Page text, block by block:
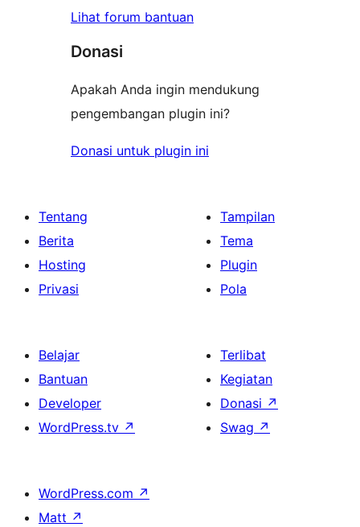
Lihat forum bantuan
Donasi
Apakah Anda ingin mendukung
pengembangan plugin ini?
Donasi untuk plugin ini
Tentang
Berita
Hosting
Privasi
Tampilan
Tema
Plugin
Pola
Belajar
Bantuan
Developer
WordPress.tv ↗
Terlibat
Kegiatan
Donasi ↗
Swag ↗
WordPress.com ↗
Matt ↗